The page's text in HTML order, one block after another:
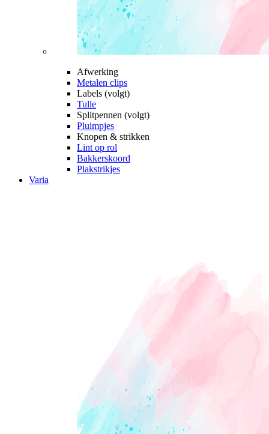
Afwerking
Metalen clips
Labels (volgt)
Tulle
Splitpennen (volgt)
Pluimpjes
Knopen & strikken
Lint op rol
Bakkerskoord
Plakstrikjes
Varia